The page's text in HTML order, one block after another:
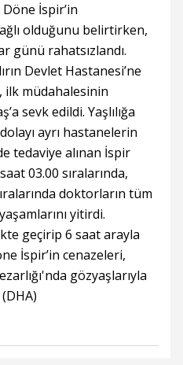
İspir’in
olduğunu belirtirken,
günü rahatsızlandı.
Devlet Hastanesi’ne
müdahalesinin
sevk edildi. Yaşlılığa
ayrı hastanelerin
tedaviye alınan İspir
03.00 sıralarında,
doktorların tüm
yitirdi.
geçirip 6 saat arayla
İspir’in cenazeleri,
gözyaşlarıyla